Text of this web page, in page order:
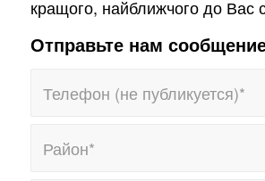
кращого, найближчого до Вас
Отправьте нам